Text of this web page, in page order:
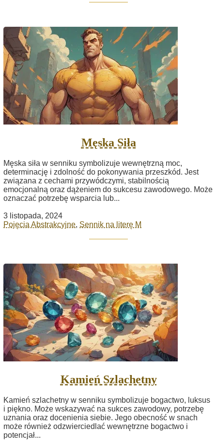
Męska Siła
Męska siła w senniku symbolizuje wewnętrzną moc,
determinację i zdolność do pokonywania przeszkód. Jest
związana z cechami przywódczymi, stabilnością
emocjonalną oraz dążeniem do sukcesu zawodowego. Może
oznaczać potrzebę wsparcia lub...
3 listopada, 2024
Pojęcia Abstrakcyjne, Sennik na literę M
Kamień Szlachetny
Kamień szlachetny w senniku symbolizuje bogactwo, luksus
i piękno. Może wskazywać na sukces zawodowy, potrzebę
uznania oraz docenienia siebie. Jego obecność w snach
może również odzwierciedlać wewnętrzne bogactwo i
potencjał...